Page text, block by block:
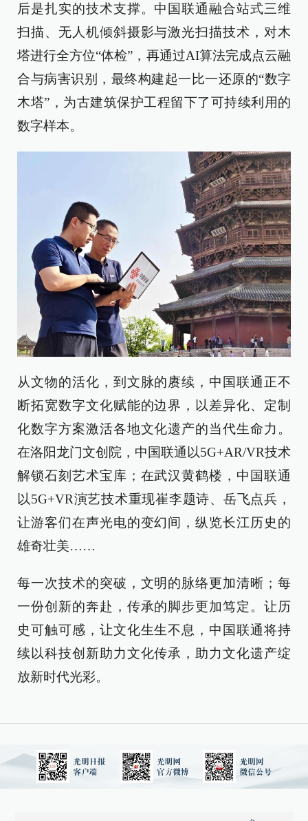
后是扎实的技术支撑。中国联通融合站式三维
扫描、无人机倾斜摄影与激光扫描技术，对木
塔进行全方位“体检”，再通过AI算法完成点云融
合与病害识别，最终构建起一比一还原的“数字
木塔”，为古建筑保护工程留下了可持续利用的
数字样本。
从文物的活化，到文脉的赓续，中国联通正不
断拓宽数字文化赋能的边界，以差异化、定制
化数字方案激活各地文化遗产的当代生命力。
在洛阳龙门文创院，中国联通以5G+AR/VR技术
解锁石刻艺术宝库；在武汉黄鹤楼，中国联通
以5G+VR演艺技术重现崔李题诗、岳飞点兵，
让游客们在声光电的变幻间，纵览长江历史的
雄奇壮美……
每一次技术的突破，文明的脉络更加清晰；每
一份创新的奔赴，传承的脚步更加笃定。让历
史可触可感，让文化生生不息，中国联通将持
续以科技创新助力文化传承，助力文化遗产绽
放新时代光彩。